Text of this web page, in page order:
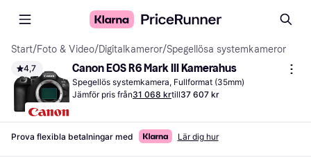
Start/Foto & Video/Digitalkameror/Spegellösa systemkameror
4,7 Canon EOS R6 Mark III Kamerahus
Spegellös systemkamera, Fullformat (35mm)
Jämför pris från31 068 krtill37 607 kr
Prova flexibla betalningar med Lär dig hur